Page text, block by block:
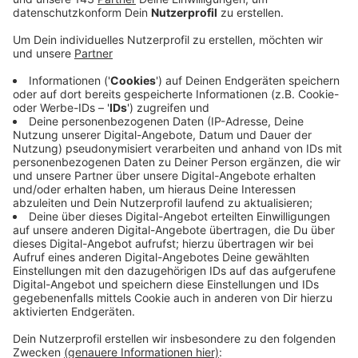
haben die Neubürger bereits bei ihrer Anmeldung
ein Einwilligungsformular unterschrieben und sind
dann schriftlich eingeladen worden. Jetzt möchte
die Stadt auch denen die Möglichkeit geben, am
Empfang teilzunehmen, die das Formular nicht
unterschrieben haben. Sie können sich telefonisch
oder per Mail bei der Stadt melden. Die Kontakte
stehen auf radio ennepe ruhr.de.
Interessierte können sich bis zum 13. November
unter FB10@hattingen.de oder telefonisch unter
(02324) 204 3231 mit Angabe der Adresse melden,
um eine Einladung mit näheren Informationen zu
erhalten.
Veröffentlicht: